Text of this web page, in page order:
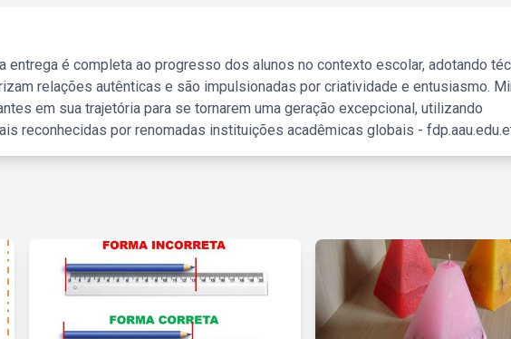
entrega é completa ao progresso dos alunos no contexto escolar, adotando
relações autênticas e são impulsionadas por criatividade e entusiasmo.
em sua trajetória para se tornarem uma geração excepcional, utilizando
reconhecidas por renomadas instituições acadêmicas globais -